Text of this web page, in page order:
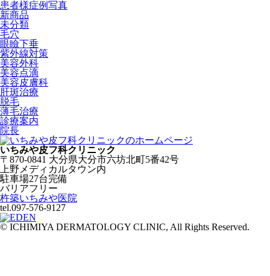
患者様症例写真
新商品
未分類
毛穴
眼瞼下垂
紫外線対策
美容外科
美容点滴
美容皮膚科
肝斑治療
脱毛
薄毛治療
診療案内
院長
いちみや皮フ科クリニック
〒870-0841 大分県大分市六坊北町5番42号
上野メディカルタウン内
駐車場27台完備
バリアフリー
杵築いちみや医院
tel.097-576-9127
© ICHIMIYA DERMATOLOGY CLINIC, All Rights Reserved.